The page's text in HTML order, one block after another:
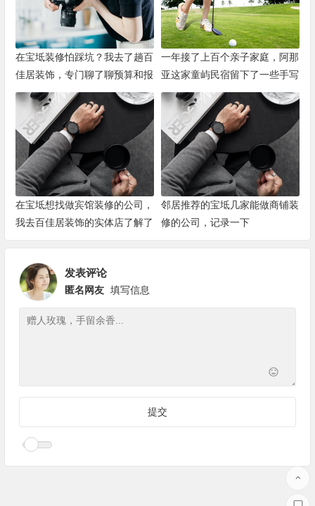
在宝坻装修怕踩坑？我去了趟百
佳居装饰，专门聊了聊预算和报
价
一年接了上百个亲子家庭，阿那
亚这家童屿民宿留下了一些手写
卡片
在宝坻想找做宾馆装修的公司，
我去百佳居装饰的实体店了解了
一下
邻居推荐的宝坻几家能做商铺装
修的公司，记录一下
发表评论
匿名网友 填写信息